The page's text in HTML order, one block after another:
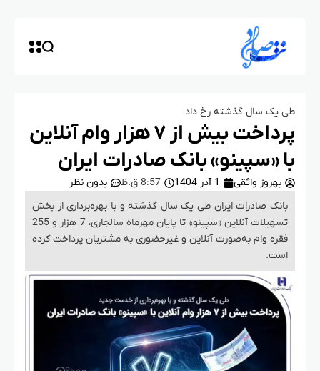
طی یک سال گذشته رخ داد
پرداخت بیش از ۷ هزار وام آنلاین
با «سپینو» بانک صادرات ایران
بهروز واثقی 1 آذر 1404 8:57 ق.ظ
بدون نظر
بانک صادرات ایران طی یک سال گذشته و با بهره‌برداری از بخش
تسهیلات آنلاین «سپینو» تا پایان مهرماه سالجاری، 7 هزار و 255
فقره وام به‌صورت آنلاین و غیرحضوری به مشتریان پرداخت کرده
است.